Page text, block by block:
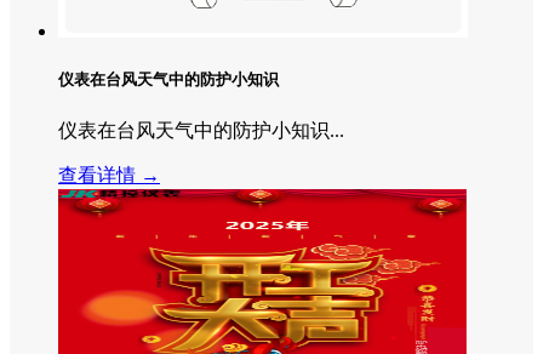
仪表在台风天气中的防护小知识
仪表在台风天气中的防护小知识...
查看详情 →